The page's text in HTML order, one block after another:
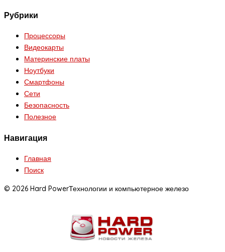
Рубрики
Процессоры
Видеокарты
Материнские платы
Ноутбуки
Смартфоны
Сети
Безопасность
Полезное
Навигация
Главная
Поиск
© 2026 Hard PowerТехнологии и компьютерное железо